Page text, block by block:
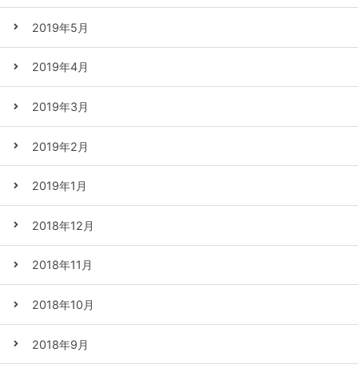
2019年5月
2019年4月
2019年3月
2019年2月
2019年1月
2018年12月
2018年11月
2018年10月
2018年9月